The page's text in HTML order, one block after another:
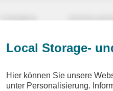
THEMEN
Local Storage-
Hier können Sie unsere
unter Personalisierung.